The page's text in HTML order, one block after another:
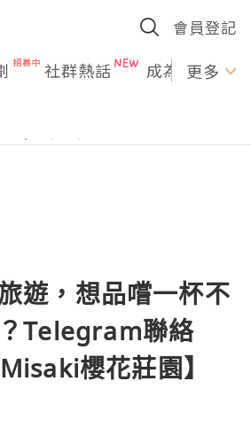
會員登記
社群熱話 成為U更多
遊，想品嚐一杯不
Telegram聯絡
櫻花莊園】